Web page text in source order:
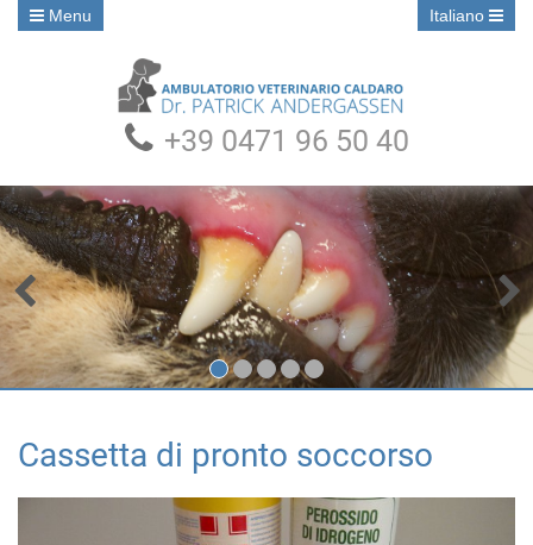
Menu Italiano
+39 0471 96 50 40
• • • • •
Cassetta di pronto soccorso